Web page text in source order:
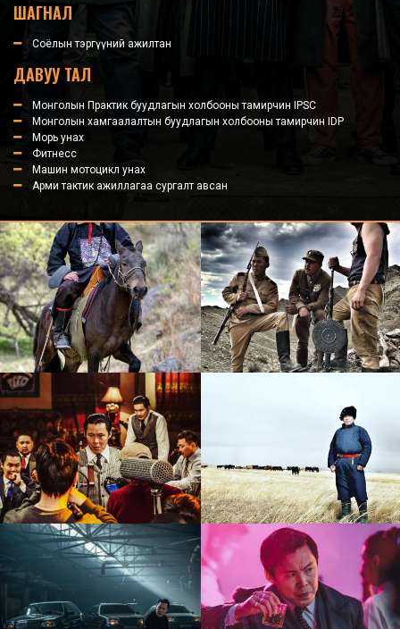
ШАГНАЛ
Соёлын тэргүүний ажилтан
ДАВУУ ТАЛ
Монголын Практик буудлагын холбооны тамирчин IPSC
Монголын хамгаалалтын буудлагын холбооны тамирчин IDP
Морь унах
Фитнесс
Машин мотоцикл унах
Арми тактик ажиллагаа сургалт авсан